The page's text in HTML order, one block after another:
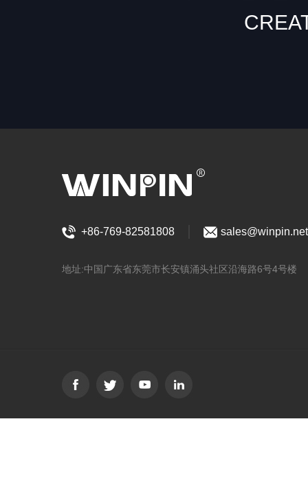
+86-769-82581808 sales@winpin.net
地址:中国广东省东莞市长安镇涌头社区沿海路6号4号楼